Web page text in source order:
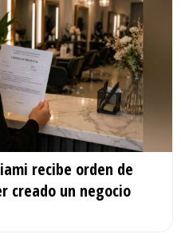
recibe orden de
creado un negocio